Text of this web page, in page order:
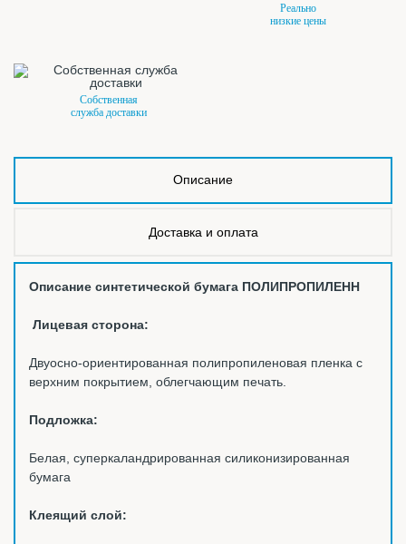
Реально
низкие цены
Собственная
служба доставки
Описание
Доставка и оплата
Описание синтетической бумага ПОЛИПРОПИЛЕНН
Лицевая сторона:
Двуосно-ориентированная полипропиленовая пленка с
верхним покрытием, облегчающим печать.
Подложка:
Белая, суперкаландрированная силиконизированная
бумага
Клеящий слой: